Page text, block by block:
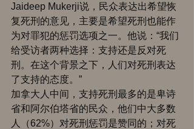
Jaideep Mukerji说，民众表达出希望恢
复死刑的意见，主要是希望死刑也能作
为对罪犯的惩罚选项之一。他说：“我们
给受访者两种选择：支持还是反对死
刑。在这个背景之下，人们对死刑表达
了支持的态度。”
加拿大人中间，支持死刑最多的是卑诗
省和阿尔伯塔省的民众，他们中大多数
人（62%）对死刑惩罚是赞同的；对死